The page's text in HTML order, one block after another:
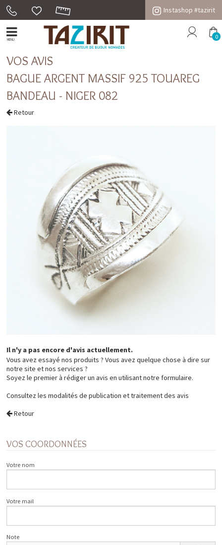
Instashop #tazirit
MENU 0
VOS AVIS
BAGUE ARGENT MASSIF 925 TOUAREG
BANDEAU - NIGER 082
Retour
Il n'y a pas encore d'avis actuellement.
Vous avez essayé nos produits ? Vous avez quelque chose à dire sur
notre site et nos services ?
Soyez le premier à rédiger un avis en utilisant notre formulaire.
Consultez lesmodalités de publication et traitement des avis
Retour
VOS COORDONNÉES
Votre nom
Votre mail
Note